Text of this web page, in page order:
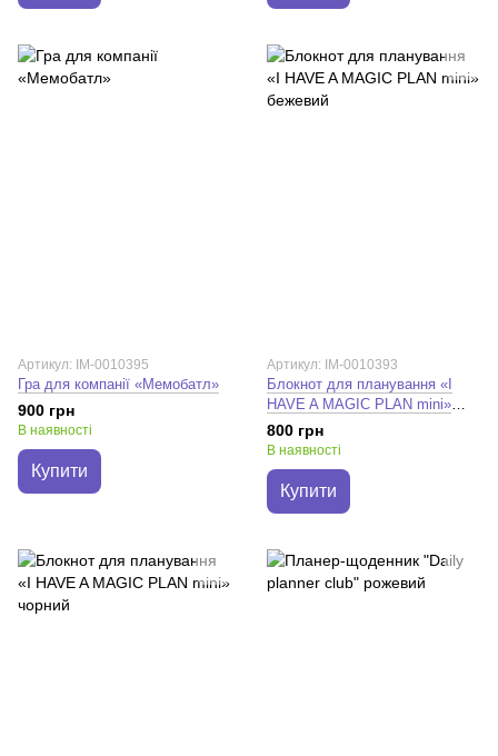
Артикул: IM-0010395
Гра для компанії «Мемобатл»
900 грн
В наявності
Купити
Артикул: IM-0010393
Блокнот для планування «I
HAVE A MAGIC PLAN mini»
бежевий
800 грн
В наявності
Купити